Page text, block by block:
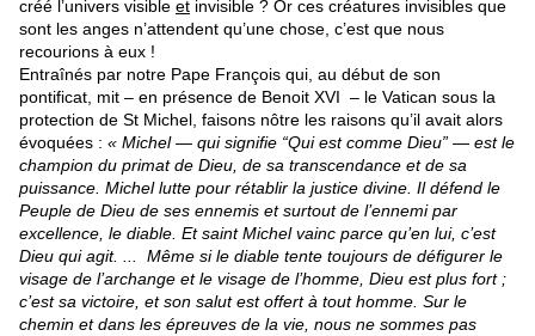
créé l’univers visible et invisible ? Or ces créatures invisibles que
sont les anges n’attendent qu’une chose, c’est que nous
recourions à eux !
Entraînés par notre Pape François qui, au début de son
pontificat, mit – en présence de Benoit XVI – le Vatican sous la
protection de St Michel, faisons nôtre les raisons qu’il avait alors
évoquées : « Michel — qui signifie “Qui est comme Dieu” — est le
champion du primat de Dieu, de sa transcendance et de sa
puissance. Michel lutte pour rétablir la justice divine. Il défend le
Peuple de Dieu de ses ennemis et surtout de l’ennemi par
excellence, le diable. Et saint Michel vainc parce qu’en lui, c’est
Dieu qui agit. ... Même si le diable tente toujours de défigurer le
visage de l’archange et le visage de l’homme, Dieu est plus fort ;
c’est sa victoire, et son salut est offert à tout homme. Sur le
chemin et dans les épreuves de la vie, nous ne sommes pas